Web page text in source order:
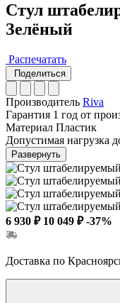
Стул
Зелёный
Распечатать
Поделиться
Производитель Riva
Гарантия 1 год от
Материал Пластик
Допустимая нагрузка
Развернуть
6 930 ₽ 10 049 ₽ -37%
Доставка по